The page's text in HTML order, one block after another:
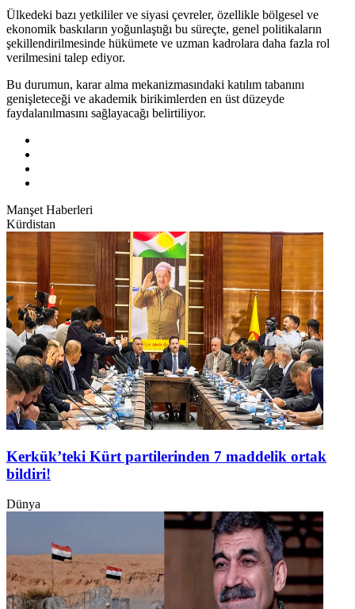
Ülkedeki bazı yetkililer ve siyasi çevreler, özellikle bölgesel ve
ekonomik baskıların yoğunlaştığı bu süreçte, genel politikaların
şekillendirilmesinde hükümete ve uzman kadrolara daha fazla rol
verilmesini talep ediyor.
Bu durumun, karar alma mekanizmasındaki katılım tabanını
genişleteceği ve akademik birikimlerden en üst düzeyde
faydalanılmasını sağlayacağı belirtiliyor.
Manşet Haberleri
Kürdistan
Kerkük’teki Kürt partilerinden 7 maddelik ortak
bildiri!
Dünya